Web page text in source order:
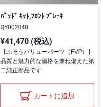
ﾊﾟｯﾄﾞ ｷｯﾄ,ﾌﾛﾝﾄ ﾌﾞﾚｰｷ
QY002040
¥41,470 (税込)
【ふそうバリューパーツ（FVP）】
品質と魅力的な価格を兼ね備えた第
二純正部品です
カートに追加